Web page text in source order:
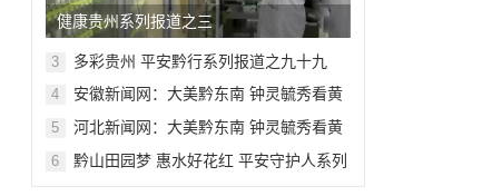
健康贵州系列报道之三
3 多彩贵州 平安黔行系列报道之九十九
4
安徽新闻网：大美黔东南 钟灵毓秀看黄
5
河北新闻网：大美黔东南 钟灵毓秀看黄
6
黔山田园梦 惠水好花红 平安守护人系列